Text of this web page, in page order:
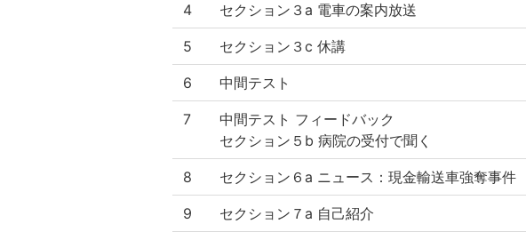
4 セクション３a 電車の案内放送
5 セクション３c 休講
6 中間テスト
7
中間テスト フィードバック
セクション５b 病院の受付で聞く
8 セクション６a ニュース：現金輸送車強奪事件
9 セクション７a 自己紹介